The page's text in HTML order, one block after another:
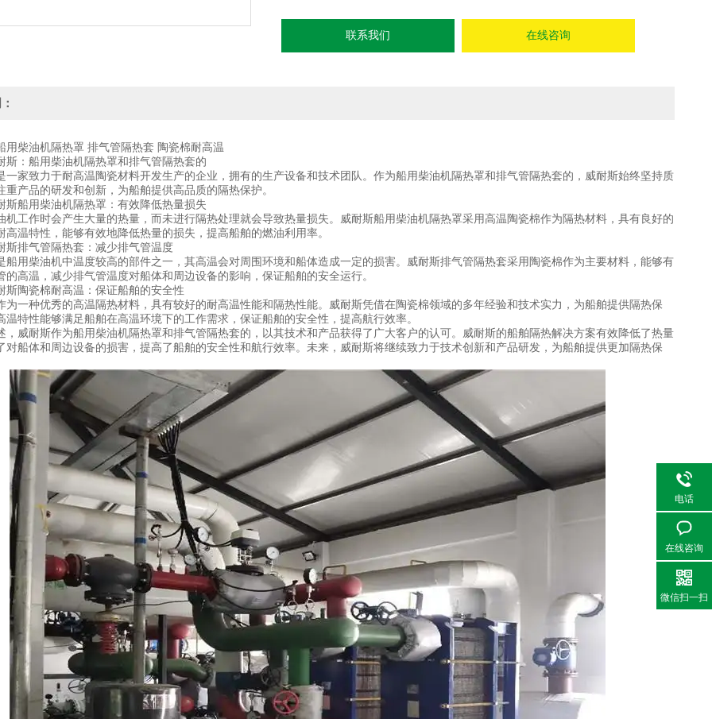
联系我们 在线咨询
柴油机隔热罩 排气管隔热套 陶瓷棉耐高温
：船用柴油机隔热罩和排气管隔热套的
致力于耐高温陶瓷材料开发生产的企业，拥有的生产设备和技术团队。作为船用柴油机隔热罩和排气管隔热套的，威耐斯始终坚持质
重产品的研发和创新，为船舶提供高品质的隔热保护。
船用柴油机隔热罩：有效降低热量损失
作时会产生大量的热量，而未进行隔热处理就会导致热量损失。威耐斯船用柴油机隔热罩采用高温陶瓷棉作为隔热材料，具有良好的
高温特性，能够有效地降低热量的损失，提高船舶的燃油利用率。
排气管隔热套：减少排气管温度
柴油机中温度较高的部件之一，其高温会对周围环境和船体造成一定的损害。威耐斯排气管隔热套采用陶瓷棉作为主要材料，能够有
的高温，减少排气管温度对船体和周边设备的影响，保证船舶的安全运行。
陶瓷棉耐高温：保证船舶的安全性
种优秀的高温隔热材料，具有较好的耐高温性能和隔热性能。威耐斯凭借在陶瓷棉领域的多年经验和技术实力，为船舶提供隔热保
温特性能够满足船舶在高温环境下的工作需求，保证船舶的安全性，提高航行效率。
耐斯作为船用柴油机隔热罩和排气管隔热套的，以其技术和产品获得了广大客户的认可。威耐斯的船舶隔热解决方案有效降低了热量
对船体和周边设备的损害，提高了船舶的安全性和航行效率。未来，威耐斯将继续致力于技术创新和产品研发，为船舶提供更加隔热保
电话
在线咨询
微信扫一扫